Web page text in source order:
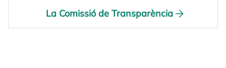
La Comissió de Transparència